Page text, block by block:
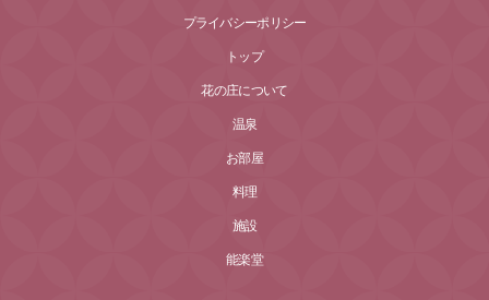
プライバシーポリシー
トップ
花の庄について
温泉
お部屋
料理
施設
能楽堂